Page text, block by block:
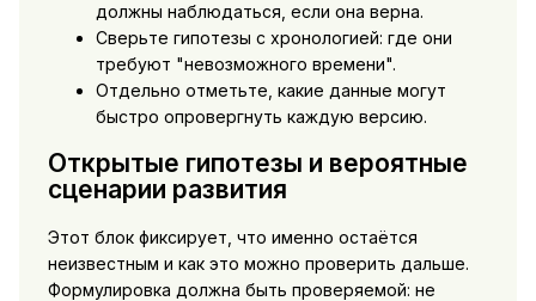
должны наблюдаться, если она верна.
Сверьте гипотезы с хронологией: где они
требуют "невозможного времени".
Отдельно отметьте, какие данные могут
быстро опровергнуть каждую версию.
Открытые гипотезы и вероятные
сценарии развития
Этот блок фиксирует, что именно остаётся
неизвестным и как это можно проверить дальше.
Формулировка должна быть проверяемой: не